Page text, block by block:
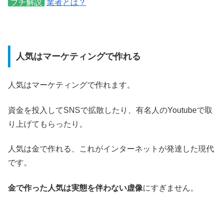
プチ解説 業者とは？
人気はマーケティングで作れる
人気はマーケティングで作れます。
資金を投入してSNSで拡散したり、有名人のYoutubeで取
り上げてもらったり。
人気は金で作れる、これがインターネットが発達した現代
です。
金で作った人気は実態を伴わない虚像にすぎません。